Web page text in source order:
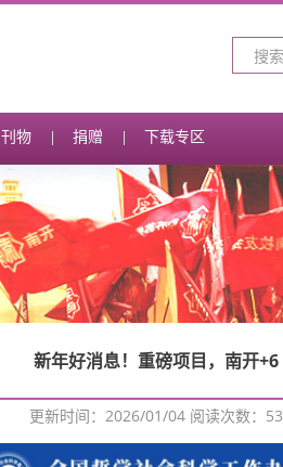
刊物 捐赠 下载专区
新年好消息！重磅项目，南开+6
更新时间：2026/01/04 阅读次数： 53